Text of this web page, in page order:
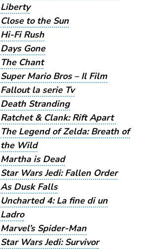
Liberty
Close to the Sun
Hi-Fi Rush
Days Gone
The Chant
Super Mario Bros – Il Film
Fallout la serie Tv
Death Stranding
Ratchet & Clank: Rift Apart
The Legend of Zelda: Breath of
the Wild
Martha is Dead
Star Wars Jedi: Fallen Order
As Dusk Falls
Uncharted 4: La fine di un
Ladro
Marvel’s Spider-Man
Star Wars Jedi: Survivor